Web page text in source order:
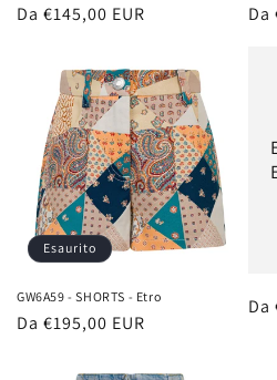
Prezzo
listino
Da €145,00 EUR Da
Esaurito
GW6A59 - SHORTS - Etro
Prezzo
Da €195,00 EUR
Da